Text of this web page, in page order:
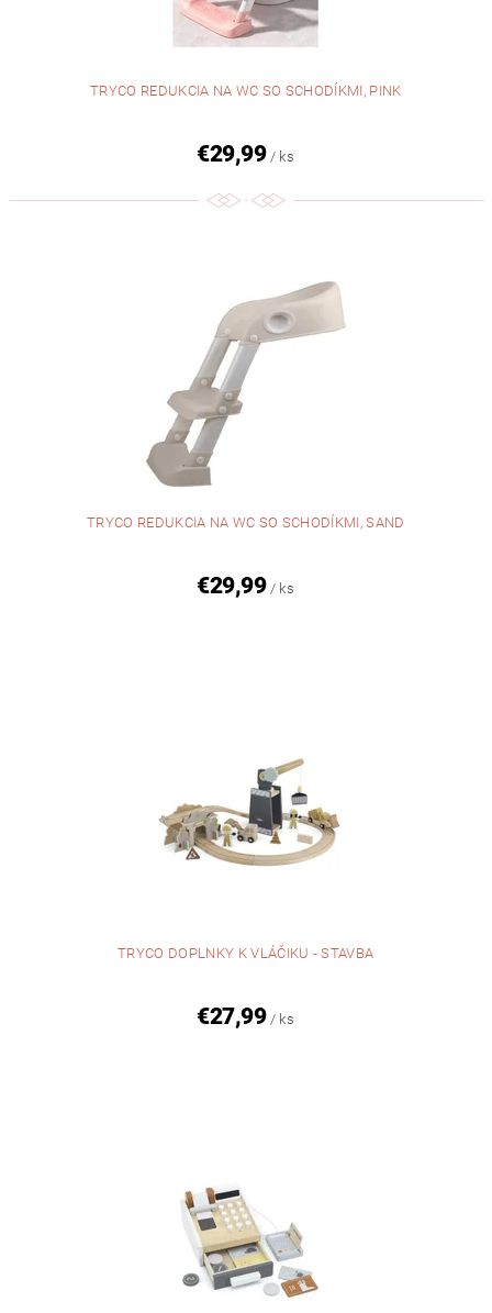
TRYCO REDUKCIA NA WC SO SCHODÍKMI, PINK
€29,99 / ks
TRYCO REDUKCIA NA WC SO SCHODÍKMI, SAND
€29,99 / ks
TRYCO DOPLNKY K VLÁČIKU - STAVBA
€27,99 / ks